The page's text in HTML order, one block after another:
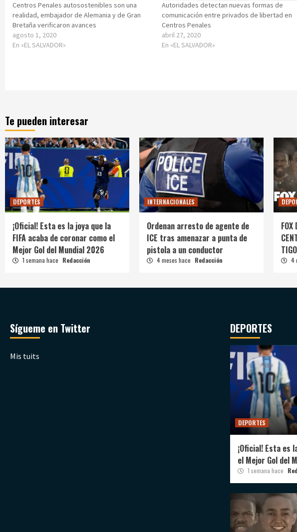
Centros Penales autosostenibles son una
realidad, embajador de Alemania y de Gran
Bretaña verificaron avances
agosto 1, 2020
En «EL SALVADOR»
Autoridades detectan nuevas formas de
comunicación entre privados de libertad en
Centros Penales
abril 27, 2020
En «EL SALVADOR»
Te pueden interesar
DEPORTES
¡Oficial! Esta es la joya que la
FIFA acaba de coronar como el
Mejor Gol del Mundial 2026
1 semana hace Redacción
INTERNACIONALES
Ordenan arresto de agente de
ICE tras amenazar a punta de
pistola a un conductor
4 meses hace Redacción
FOX
4
Sígueme en Twitter
Mis tuits
DEPORTES
DEPORTES
¡Oficial! Esta es
el Mejor Gol del
1 semana hace